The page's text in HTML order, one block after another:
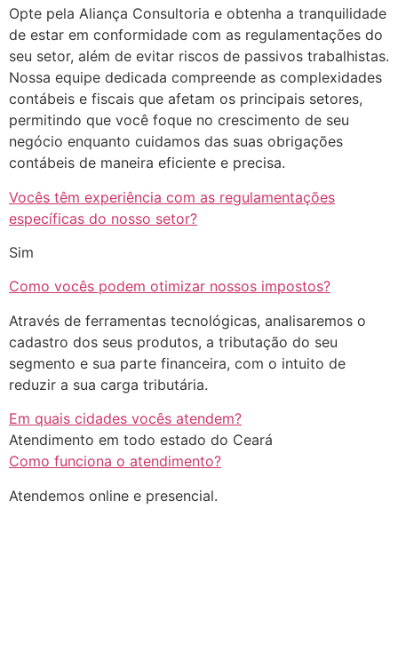
Opte pela Aliança Consultoria e obtenha a tranquilidade
de estar em conformidade com as regulamentações do
seu setor, além de evitar riscos de passivos trabalhistas.
Nossa equipe dedicada compreende as complexidades
contábeis e fiscais que afetam os principais setores,
permitindo que você foque no crescimento de seu
negócio enquanto cuidamos das suas obrigações
contábeis de maneira eficiente e precisa.
Vocês têm experiência com as regulamentações
específicas do nosso setor?
Sim
Como vocês podem otimizar nossos impostos?
Através de ferramentas tecnológicas, analisaremos o
cadastro dos seus produtos, a tributação do seu
segmento e sua parte financeira, com o intuito de
reduzir a sua carga tributária.
Em quais cidades vocês atendem?
Atendimento em todo estado do Ceará
Como funciona o atendimento?
Atendemos online e presencial.